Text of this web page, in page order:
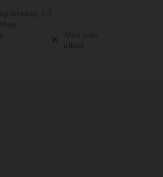
levering, 1-3
Altid gode
tilbud